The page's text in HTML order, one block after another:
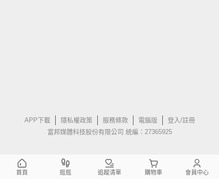
APP下載 隱私權政策 服務條款 電腦版
登入/註冊
富邦媒體科技股份有限公司 統編：27365925
首頁 逛逛 追蹤清單 購物車 會員中心